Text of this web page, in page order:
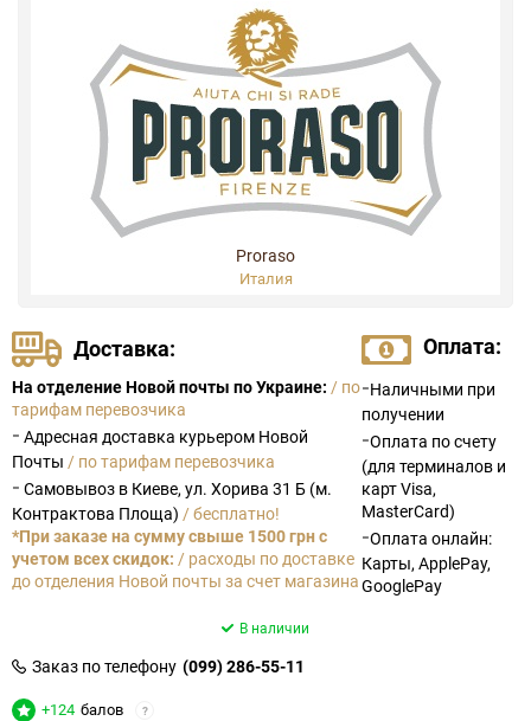
Proraso
Италия
Доставка:
На отделение Новой почты по Украине: / по
тарифам перевозчика
- Адресная доставка курьером Новой
Почты / по тарифам перевозчика
- Самовывоз в Киеве, ул. Хорива 31 Б (м.
Контрактова Площа) / бесплатно!
*При заказе на сумму свыше 1500 грн с
учетом всех скидок: / расходы по доставке
до отделения Новой почты за счет магазина
Оплата:
-Наличными при
получении
-Оплата по счету
(для терминалов и
карт Visa,
MasterCard)
-Оплата онлайн:
Карты, ApplePay,
GooglePay
В наличии
Заказ по телефону (099) 286-55-11
+124 балов ?